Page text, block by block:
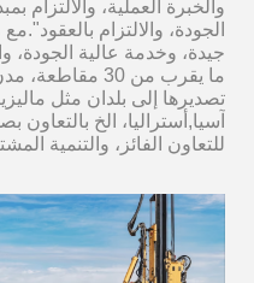
والخبرة العملية، والالتزام
الجودة، والالتزام
جيدة، وخدمة عالية
ما يقرب من 30
تصديرها إلى بلدان مثل
آسيا,أستراليا، الخ بالتعاون
للتعاون الفائز، والتنمية